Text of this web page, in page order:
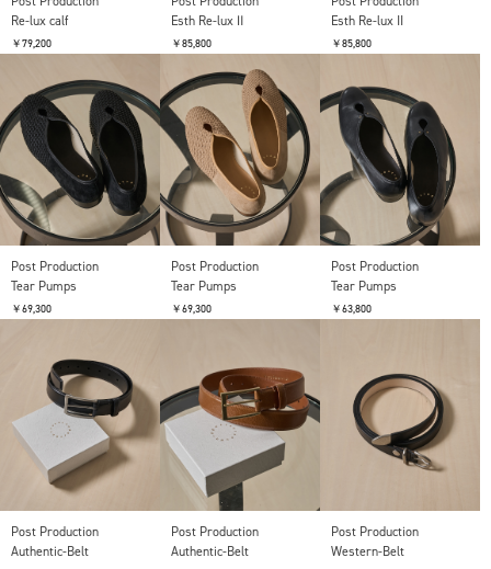
Re-lux calf
￥79,200
Esth Re-lux Ⅱ
￥85,800
Esth Re-lux II
￥85,800
Post Production
Tear Pumps
￥69,300
Post Production
Tear Pumps
￥69,300
Post Production
Tear Pumps
￥63,800
Post Production
Authentic-Belt
Post Production
Authentic-Belt
Post Production
Western-Belt